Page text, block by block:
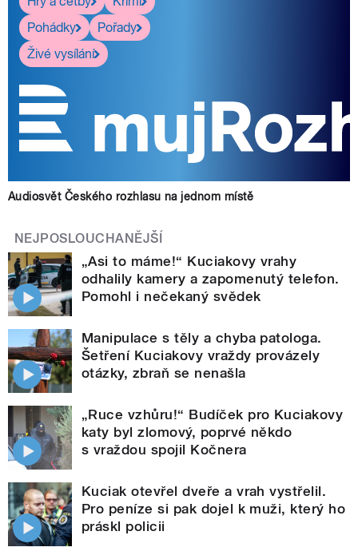
Pohádky
Pořady
Živé vysílání
Audiosvět Českého rozhlasu na jednom místě
NEJPOSLOUCHANĚJŠÍ
„Asi to máme!“ Kuciakovy vrahy
odhalily kamery a zapomenutý telefon.
Pomohl i nečekaný svědek
Manipulace s těly a chyba patologa.
Šetření Kuciakovy vraždy provázely
otázky, zbraň se nenašla
„Ruce vzhůru!“ Budíček pro Kuciakovy
katy byl zlomový, poprvé někdo
s vraždou spojil Kočnera
Kuciak otevřel dveře a vrah vystřelil.
Pro peníze si pak dojel k muži, který ho
práskl policii